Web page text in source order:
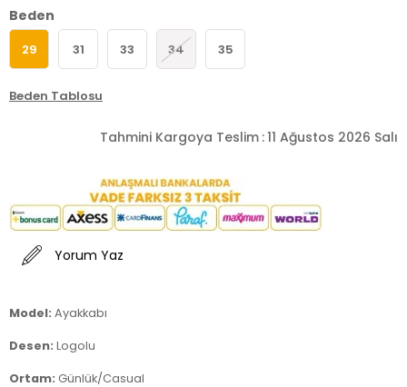
Beden
29 31 33 34 35
Beden Tablosu
Tahmini Kargoya Teslim :11 Ağustos 2026 Salı
Yorum Yaz
Model: Ayakkabı
Desen: Logolu
Ortam: Günlük/Casual